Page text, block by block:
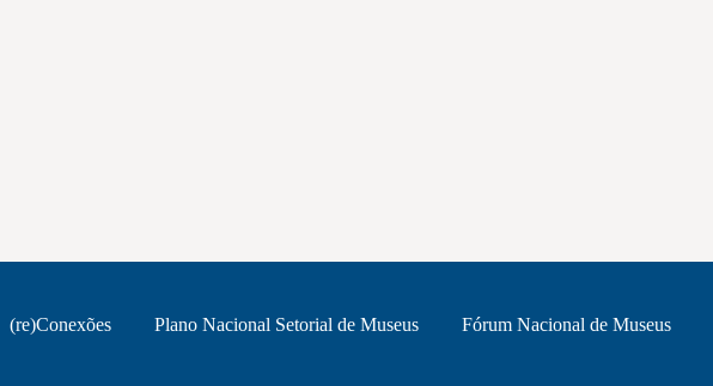
(re)Conexões Plano Nacional Setorial de Museus Fórum Nacional de Museus